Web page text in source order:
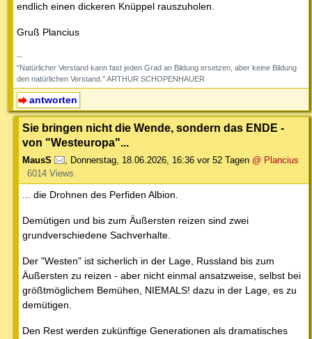
endlich einen dickeren Knüppel rauszuholen.
Gruß Plancius
--
"Natürlicher Verstand kann fast jeden Grad an Bildung ersetzen, aber keine Bildung
den natürlichen Verstand." ARTHUR SCHOPENHAUER
antworten
Sie bringen nicht die Wende, sondern das ENDE -
von "Westeuropa"...
MausS , Donnerstag, 18.06.2026, 16:36 vor 52 Tagen @ Plancius
6014 Views
... die Drohnen des Perfiden Albion.
Demütigen und bis zum Äußersten reizen sind zwei
grundverschiedene Sachverhalte.
Der "Westen" ist sicherlich in der Lage, Russland bis zum
Äußersten zu reizen - aber nicht einmal ansatzweise, selbst bei
größtmöglichem Bemühen, NIEMALS! dazu in der Lage, es zu
demütigen.
Den Rest werden zukünftige Generationen als dramatisches